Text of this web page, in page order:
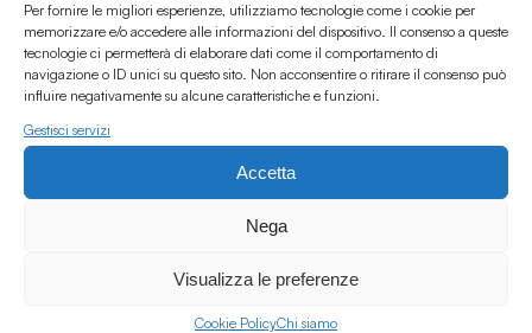
Per fornire le migliori esperienze, utilizziamo tecnologie come i cookie per
memorizzare e/o accedere alle informazioni del dispositivo. Il consenso a queste
tecnologie ci permetterà di elaborare dati come il comportamento di
navigazione o ID unici su questo sito. Non acconsentire o ritirare il consenso può
influire negativamente su alcune caratteristiche e funzioni.
Gestisci servizi
Accetta
Nega
Visualizza le preferenze
Cookie PolicyChi siamo
Atlantico
Afro-latin /Brazilian /Funk/Jazz/World
03.07.19